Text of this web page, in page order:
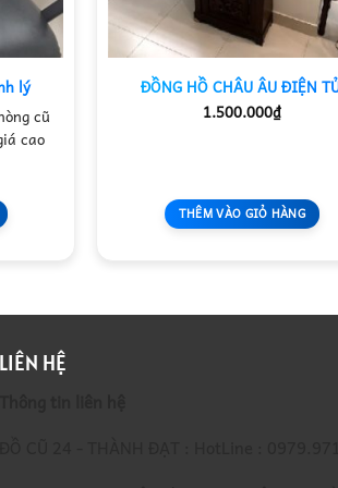
lý
cũ
cao
ĐỒNG HỒ CHÂU ÂU ĐIỆN
1.500.000₫
THÊM VÀO GIỎ HÀNG
LIÊN HỆ